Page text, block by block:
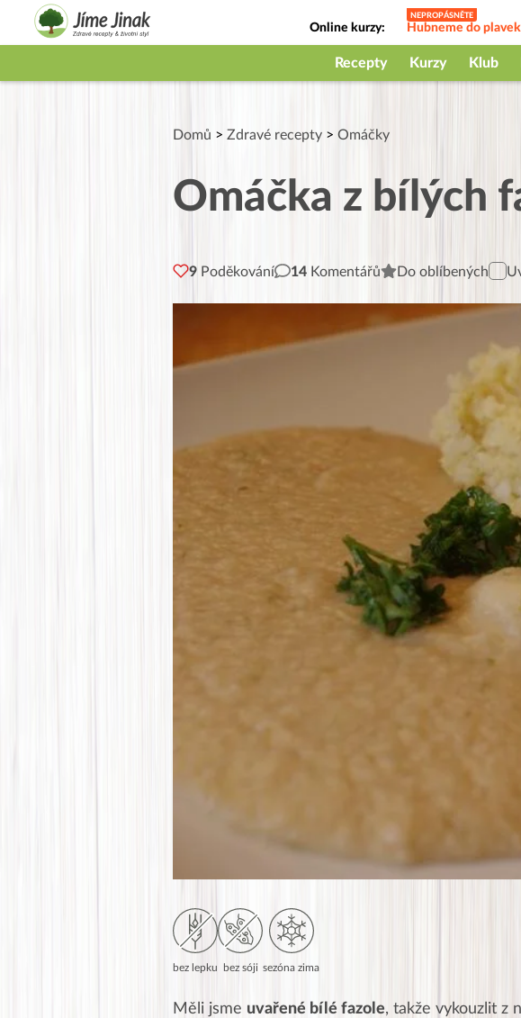
Online kurzy: Hubneme do plavek
Jak na babičky
Recepty Kurzy Klub
Domů > Zdravé recepty > Omáčky
Omáčka z bílých
9 Poděkování 14 Komentářů Do oblíbených
bez lepku bez sóji sezóna zima
Měli jsme uvařené bílé fazole, takže vykouzlit z